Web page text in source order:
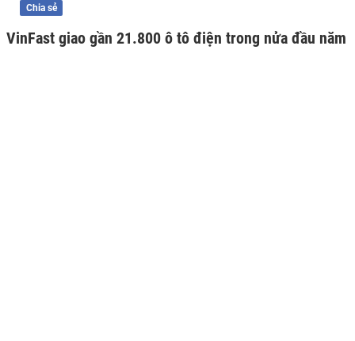
Chia sẻ
VinFast giao gần 21.800 ô tô điện trong nửa đầu năm